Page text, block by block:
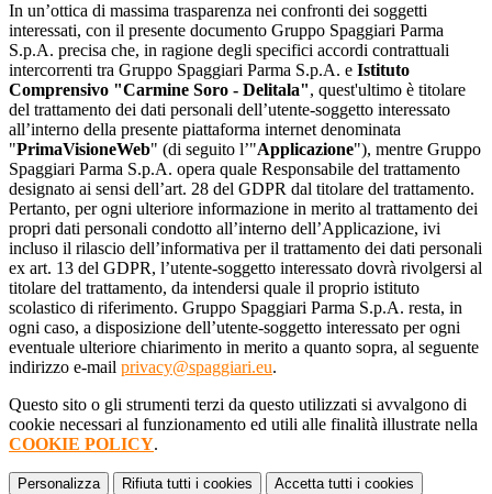
In un’ottica di massima trasparenza nei confronti dei soggetti
interessati, con il presente documento Gruppo Spaggiari Parma
S.p.A. precisa che, in ragione degli specifici accordi contrattuali
intercorrenti tra Gruppo Spaggiari Parma S.p.A. e Istituto
Comprensivo "Carmine Soro - Delitala", quest'ultimo è titolare
del trattamento dei dati personali dell’utente-soggetto interessato
all’interno della presente piattaforma internet denominata
"PrimaVisioneWeb" (di seguito l’"Applicazione"), mentre Gruppo
Spaggiari Parma S.p.A. opera quale Responsabile del trattamento
designato ai sensi dell’art. 28 del GDPR dal titolare del trattamento.
Pertanto, per ogni ulteriore informazione in merito al trattamento dei
propri dati personali condotto all’interno dell’Applicazione, ivi
incluso il rilascio dell’informativa per il trattamento dei dati personali
ex art. 13 del GDPR, l’utente-soggetto interessato dovrà rivolgersi al
titolare del trattamento, da intendersi quale il proprio istituto
scolastico di riferimento. Gruppo Spaggiari Parma S.p.A. resta, in
ogni caso, a disposizione dell’utente-soggetto interessato per ogni
eventuale ulteriore chiarimento in merito a quanto sopra, al seguente
indirizzo e-mail privacy@spaggiari.eu.
Questo sito o gli strumenti terzi da questo utilizzati si avvalgono di
cookie necessari al funzionamento ed utili alle finalità illustrate nella
COOKIE POLICY.
Personalizza Rifiuta tutti i cookies Accetta tutti i cookies